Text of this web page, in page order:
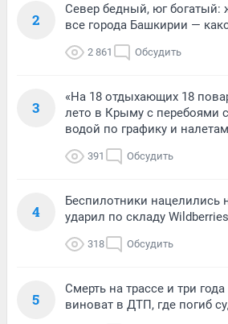
2
Север бедный, юг богатый:
все города Башкирии —
2 861 Обсудить
3
«На 18 отдыхающих 18
лето в Крыму с перебоями
водой по графику и
391 Обсудить
4
Беспилотники нацелились
ударил по складу
318 Обсудить
5
Смерть на трассе и три
виноват в ДТП, где погиб